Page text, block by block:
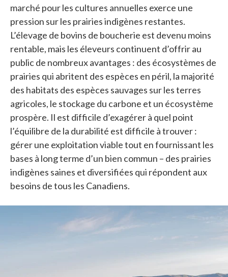
marché pour les cultures annuelles exerce une
pression sur les prairies indigènes restantes.
L’élevage de bovins de boucherie est devenu moins
rentable, mais les éleveurs continuent d’offrir au
public de nombreux avantages : des écosystèmes de
prairies qui abritent des espèces en péril, la majorité
des habitats des espèces sauvages sur les terres
agricoles, le stockage du carbone et un écosystème
prospère. Il est difficile d’exagérer à quel point
l’équilibre de la durabilité est difficile à trouver :
gérer une exploitation viable tout en fournissant les
bases à long terme d’un bien commun – des prairies
indigènes saines et diversifiées qui répondent aux
besoins de tous les Canadiens.